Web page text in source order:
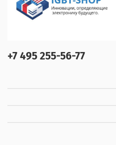
+7 495 255-56-77